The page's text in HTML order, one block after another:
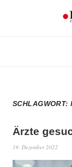
SCHLAGWORT:
Ärzte
19. Dezember 2022